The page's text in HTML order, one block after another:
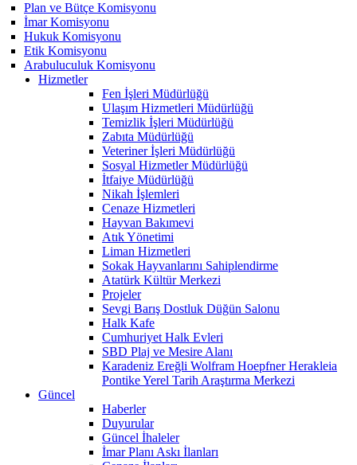
Plan ve Bütçe Komisyonu
İmar Komisyonu
Hukuk Komisyonu
Etik Komisyonu
Arabuluculuk Komisyonu
Hizmetler
Fen İşleri Müdürlüğü
Ulaşım Hizmetleri Müdürlüğü
Temizlik İşleri Müdürlüğü
Zabıta Müdürlüğü
Veteriner İşleri Müdürlüğü
Sosyal Hizmetler Müdürlüğü
İtfaiye Müdürlüğü
Nikah İşlemleri
Cenaze Hizmetleri
Hayvan Bakımevi
Atık Yönetimi
Liman Hizmetleri
Sokak Hayvanlarını Sahiplendirme
Atatürk Kültür Merkezi
Projeler
Sevgi Barış Dostluk Düğün Salonu
Halk Kafe
Cumhuriyet Halk Evleri
SBD Plaj ve Mesire Alanı
Karadeniz Ereğli Wolfram Hoepfner Herakleia
Pontike Yerel Tarih Araştırma Merkezi
Güncel
Haberler
Duyurular
Güncel İhaleler
İmar Planı Askı İlanları